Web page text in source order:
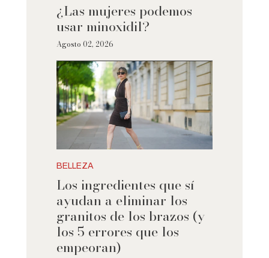
¿Las mujeres podemos
usar minoxidil?
Agosto 02, 2026
BELLEZA
Los ingredientes que sí
ayudan a eliminar los
granitos de los brazos (y
los 5 errores que los
empeoran)